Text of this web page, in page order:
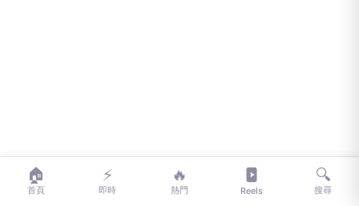
🏠
首頁
⚡
即時
🔥
熱門 Reels
🔍
搜尋